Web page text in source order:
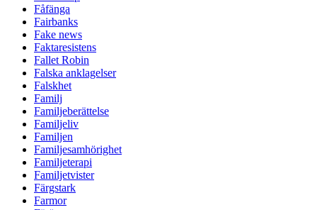
Fåfänga
Fairbanks
Fake news
Faktaresistens
Fallet Robin
Falska anklagelser
Falskhet
Familj
Familjeberättelse
Familjeliv
Familjen
Familjesamhörighet
Familjeterapi
Familjetvister
Färgstark
Farmor